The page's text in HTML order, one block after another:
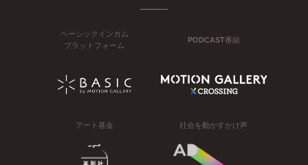
ベーシックインカム
プラットフォーム
PODCAST番組
アート基金 社会を動かすかけ声